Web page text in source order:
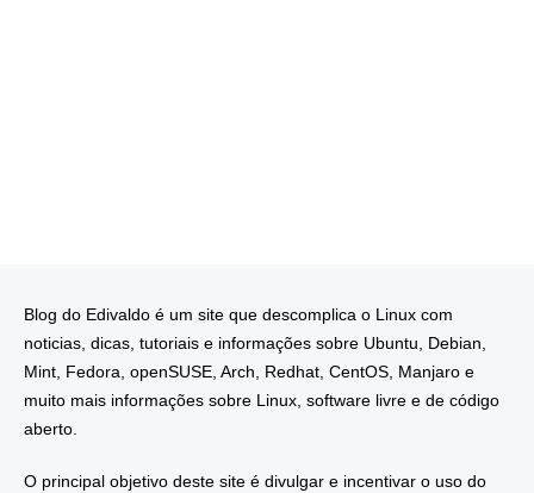
Blog do Edivaldo é um site que descomplica o Linux com
noticias, dicas, tutoriais e informações sobre Ubuntu, Debian,
Mint, Fedora, openSUSE, Arch, Redhat, CentOS, Manjaro e
muito mais informações sobre Linux, software livre e de código
aberto.
O principal objetivo deste site é divulgar e incentivar o uso do